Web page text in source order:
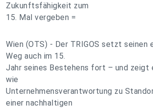
Zukunftsfähigkeit zum
15. Mal vergeben =
Wien (OTS) - Der TRIGOS setzt seinen
Weg auch im 15.
Jahr seines Bestehens fort – und zeigt
wie
Unternehmensverantwortung zu
einer nachhaltigen